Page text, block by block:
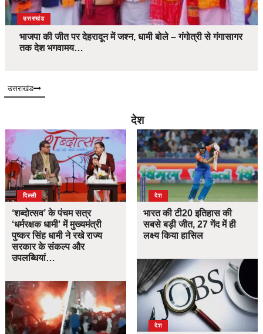
उत्तराखंड
भाजपा की जीत पर देहरादून में जश्न, धामी बोले – गंगोत्री से गंगासागर
तक देश भगवामय…
उत्तराखंड
देश
दिल्ली
‘शब्दोत्सव’ के पंचम सत्र
‘धर्मरक्षक धामी’ में मुख्यमंत्री
पुष्कर सिंह धामी ने रखे राज्य
सरकार के संकल्प और
उपलब्धियां…
देश
भारत की टी20 इतिहास की
सबसे बड़ी जीत, 27 गेंद में ही
लक्ष्य किया हासिल
देश